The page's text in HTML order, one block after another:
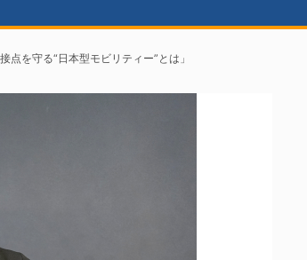
を守る“日本型モビリティー”とは」